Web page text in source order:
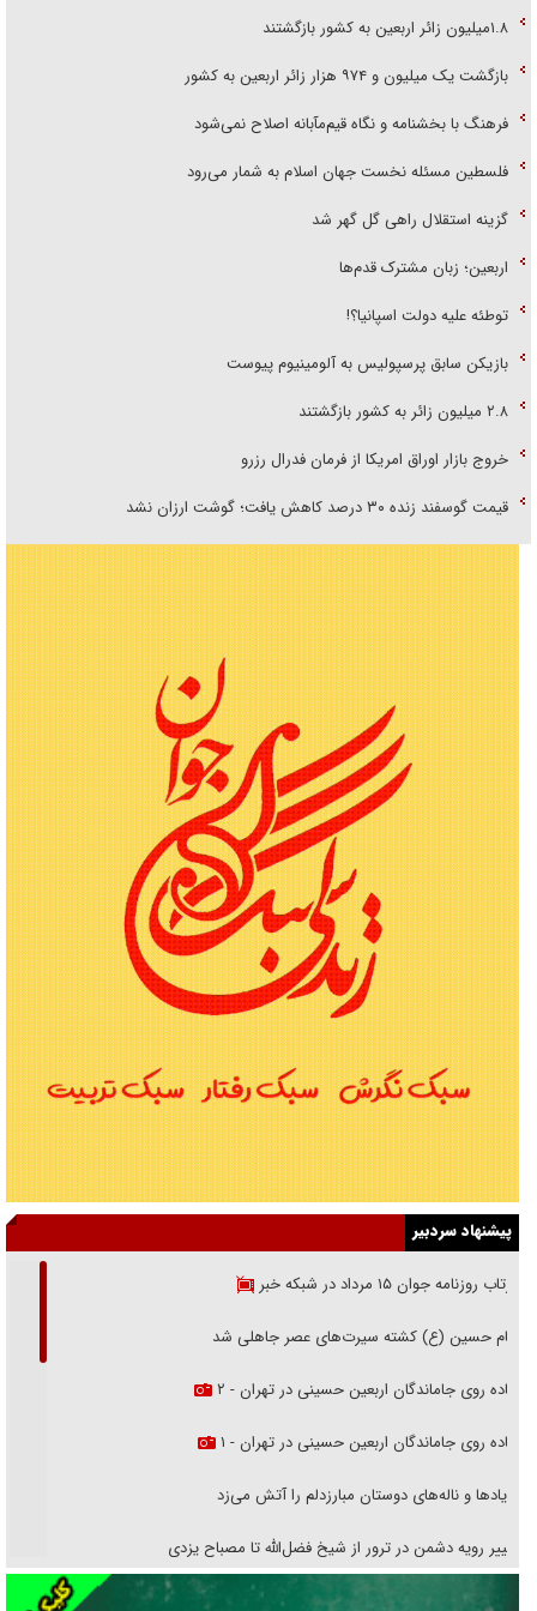
۱.۸میلیون زائر اربعین به کشور بازگشتند
بازگشت یک میلیون و ۹۷۴ هزار زائر اربعین به کشور
فرهنگ با بخشنامه و نگاه قیم‌مآبانه اصلاح نمی‌شود
فلسطین مسئله نخست جهان اسلام به شمار می‌رود
گزینه استقلال راهی گل گهر شد
اربعین؛ زبان مشترک قدم‌ها
توطئه علیه دولت اسپانیا؟!
بازیکن سابق پرسپولیس به آلومینیوم پیوست
۲.۸ میلیون زائر به کشور بازگشتند
خروج بازار اوراق امریکا از فرمان فدرال رزرو
قیمت گوسفند زنده ۳۰ درصد کاهش یافت؛ گوشت ارزان نشد
پیشنهاد سردبیر
بازتاب روزنامه جوان ۱۵ مرداد در شبکه خبر
امام حسین (ع) کشته سیرت‌های عصر جاهلی شد
پیاده روی جاماندگان اربعین حسینی در تهران - ۲
پیاده روی جاماندگان اربعین حسینی در تهران - ۱
فریاد‌ها و ناله‌های دوستان مبارزدلم را آتش می‌زد
تغییر رویه دشمن در ترور از شیخ فضل‌الله تا مصباح یزدی
خرید قسطی اولش خنده و آخرش گریه است!